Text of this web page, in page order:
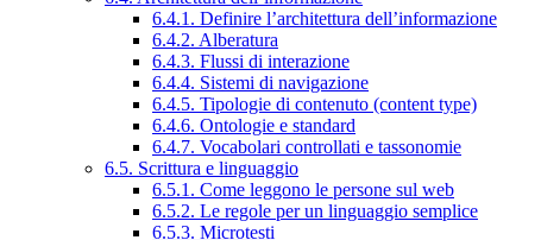
6.4.1. Definire l’architettura dell’informazione
6.4.2. Alberatura
6.4.3. Flussi di interazione
6.4.4. Sistemi di navigazione
6.4.5. Tipologie di contenuto (content type)
6.4.6. Ontologie e standard
6.4.7. Vocabolari controllati e tassonomie
6.5. Scrittura e linguaggio
6.5.1. Come leggono le persone sul web
6.5.2. Le regole per un linguaggio semplice
6.5.3. Microtesti